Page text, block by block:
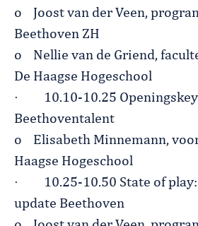
o Joost van der Veen,
Beethoven ZH
o Nellie van de Griend,
De Haagse Hogeschool
· 10.10-10.25
Beethoventalent
o Elisabeth Minnemann,
Haagse Hogeschool
· 10.25-10.50 State of
update Beethoven